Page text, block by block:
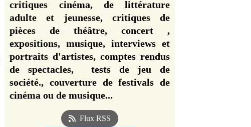
critiques cinéma, de littérature
adulte et jeunesse, critiques de
pièces de théâtre, concert ,
expositions, musique, interviews et
portraits d'artistes, comptes rendus
de spectacles, tests de jeu de
société., couverture de festivals de
cinéma ou de musique...
Flux RSS